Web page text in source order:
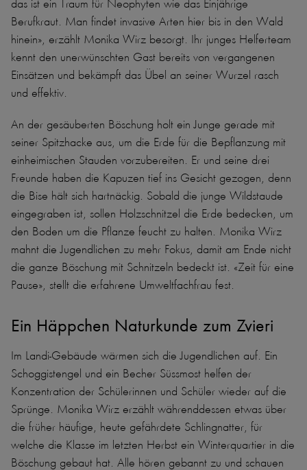
das ist ein Traum für Neophyten wie das Einjährige
Berufkraut. Man findet invasive Arten hier bis in den Wald
hinein», erzählt Monika Wirz besorgt. Ihr junges Helferteam
kennt den unerwünschten Gast bereits von vergangenen
Einsätzen und bekämpft das Übel an seiner Wurzel rasch
und effektiv.
An der gesäuberten Böschung holt ein Junge gerade mit
seiner Spitzhacke aus, um die Erde für die Bepflanzung mit
einheimischen Stauden vorzubereiten. Er und seine drei
Freunde haben die Kapuzen tief ins Gesicht gezogen, denn
die Bise hält sich hartnäckig. Sobald die junge Wildstaude
eingegraben ist, sollen Holzschnitzel die Erde bedecken, um
den Boden um die Pflanze feucht zu halten. Monika Wirz
mahnt die Jugendlichen zu mehr Fokus, damit am Ende nicht
die ganze Böschung mit Schnitzeln bedeckt ist. «Zeit für eine
Pause», stellt die erfahrene Umweltfachfrau fest.
Ein Häppchen Naturkunde zum Zvieri
Im Landi-Gebäude wärmen sich die Jugendlichen auf. Ein
Schoggistengel und ein Becher Süssmost helfen der
Konzentration der Schülerinnen und Schüler wieder auf die
Sprünge. Monika Wirz erzählt währenddessen etwas über
die früher häufige, heute gefährdete Schlingnatter, für
welche die Klasse im letzten Herbst ein Winterquartier in die
Böschung gebaut hat. Alle hören gebannt zu und schauen